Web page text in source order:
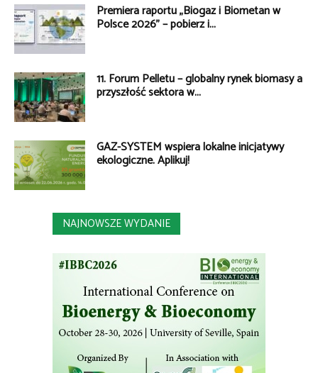
Premiera raportu „Biogaz i Biometan w
Polsce 2026” – pobierz i...
11. Forum Pelletu – globalny rynek biomasy a
przyszłość sektora w...
GAZ-SYSTEM wspiera lokalne inicjatywy
ekologiczne. Aplikuj!
NAJNOWSZE WYDANIE